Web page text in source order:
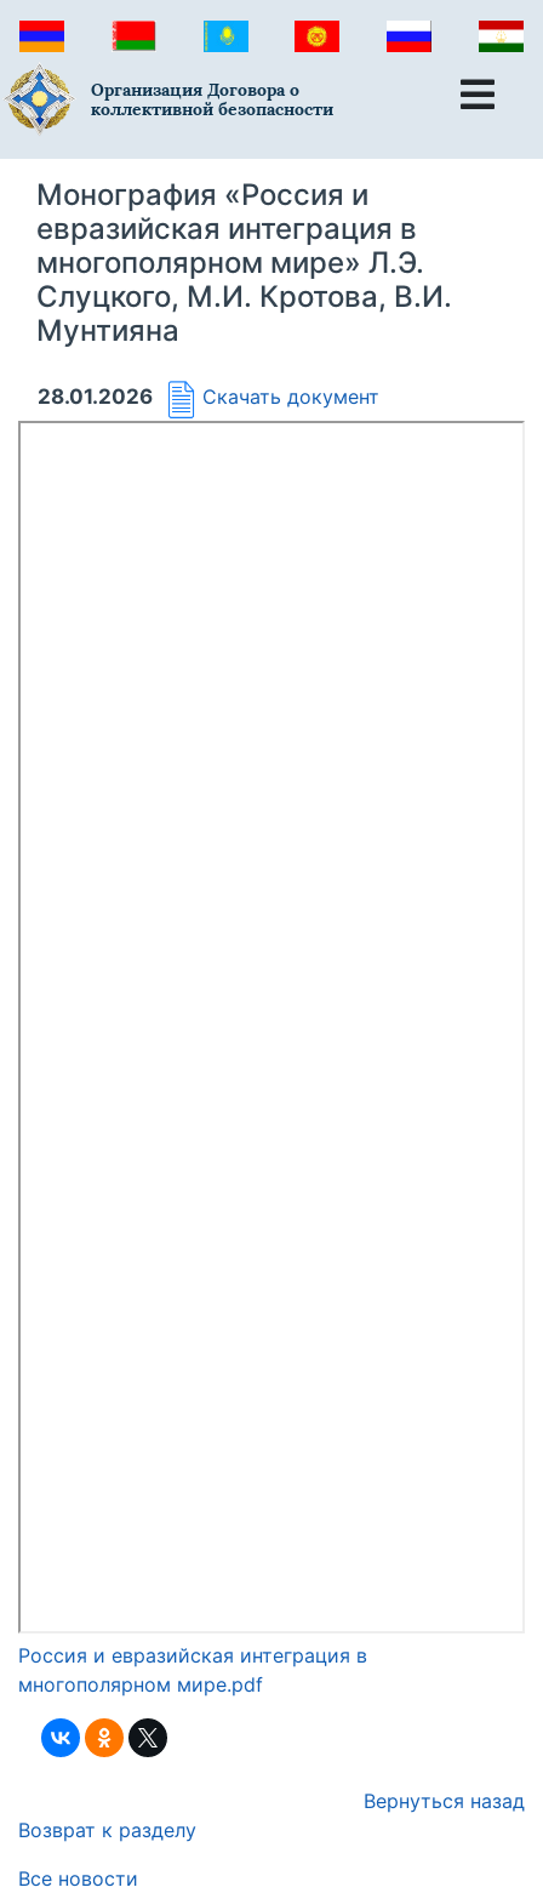
Организация Договора о
коллективной безопасности
Монография «Россия и
евразийская интеграция в
многополярном мире» Л.Э.
Слуцкого, М.И. Кротова, В.И.
Мунтияна
28.01.2026 Скачать документ
Россия и евразийская интеграция в
многополярном мире.pdf
Вернуться назад
Возврат к разделу
Все новости